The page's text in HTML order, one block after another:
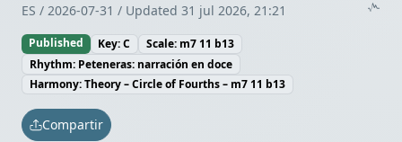
ES / 2026-07-31 / Updated 31 jul 2026, 21:21
Published Key: C
Scale: m7 11 b13
Rhythm: Peteneras: narración en doce
Harmony: Theory – Circle of Fourths – m7 11 b13
Compartir